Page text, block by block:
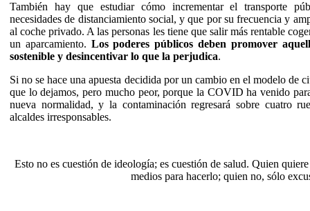
También hay que estudiar cómo incrementar el transporte
necesidades de distanciamiento social, y que por su frecuencia y
al coche privado. A las personas les tiene que salir más rentable
un aparcamiento. Los poderes públicos deben promover
sostenible y desincentivar lo que la perjudica.
Si no se hace una apuesta decidida por un cambio en el modelo de
que lo dejamos, pero mucho peor, porque la COVID ha venido
nueva normalidad, y la contaminación regresará sobre cuatro
alcaldes irresponsables.
Esto no es cuestión de ideología; es cuestión de salud. Quien
medios para hacerlo; quien no, sólo